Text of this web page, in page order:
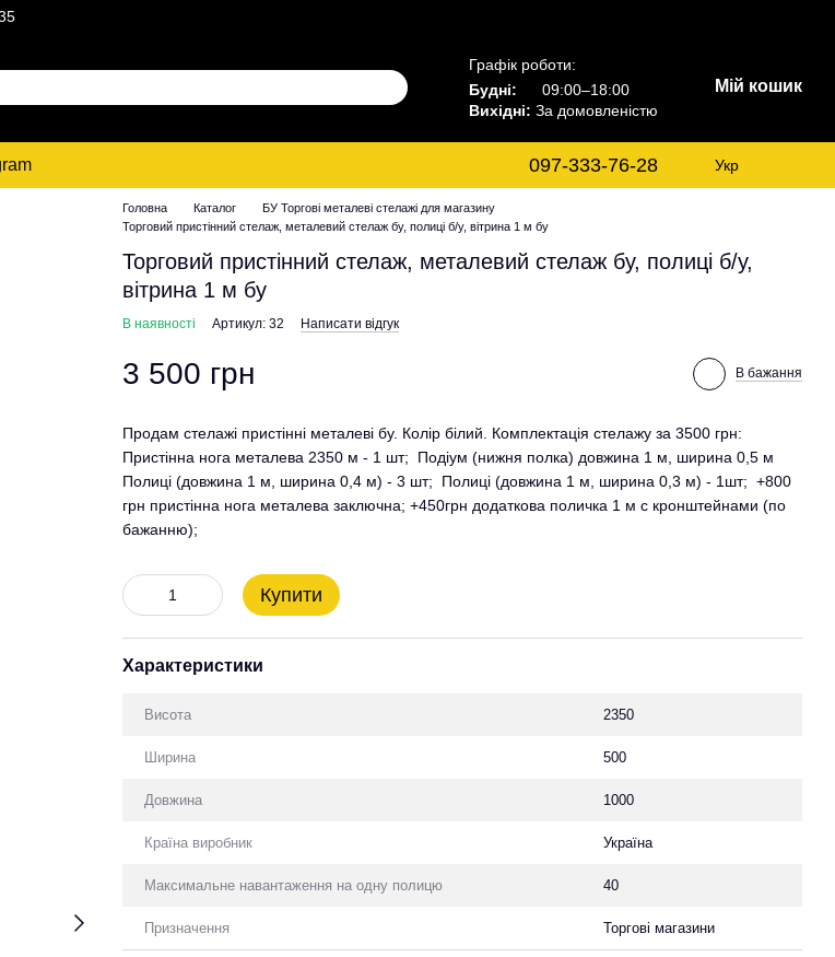
Графік роботи:
Будні:
09:00–18:00
Вихідні: За домовленістю
Мій кошик
097-333-76-28 Укр
Головна Каталог
БУ Торгові металеві стелажі для магазину
Торговий пристінний стелаж, металевий стелаж бу, полиці б/у, вітрина 1 м бу
Торговий пристінний стелаж, металевий стелаж бу, полиці б/у,
вітрина 1 м бу
В наявності Артикул: 32 Написати відгук
3 500 грн В бажання
Продам стелажі пристінні металеві бу. Колір білий. Комплектація стелажу за 3500 грн:
Пристінна нога металева 2350 м - 1 шт; Подіум (нижня полка) довжина 1 м, ширина 0,5 м
Полиці (довжина 1 м, ширина 0,4 м) - 3 шт; Полиці (довжина 1 м, ширина 0,3 м) - 1шт; +800
грн пристінна нога металева заключна; +450грн додаткова поличка 1 м с кронштейнами (по
бажанню);
Купити
Характеристики
Висота 2350
Ширина 500
Довжина 1000
Країна виробник Україна
Максимальне навантаження на одну полицю 40
Призначення Торгові магазини